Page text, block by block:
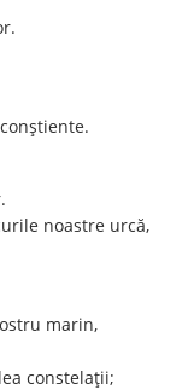
noastre urcă,
marin,
constelaţii;